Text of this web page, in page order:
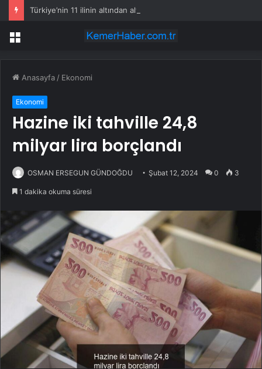
Türkiye’nin 11 ilinin altından altın fışkıracak
Menü
Anasayfa / Ekonomi
Ekonomi
Hazine iki tahville 24,8
milyar lira borçlandı
OSMAN ERSEGUN GÜNDOĞDU Şubat 12, 2024 0 3
1 dakika okuma süresi